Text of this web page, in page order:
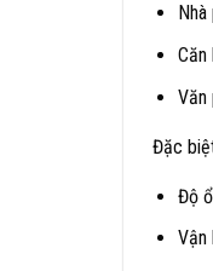
Căn
Văn
Đặc
Độ
Vận